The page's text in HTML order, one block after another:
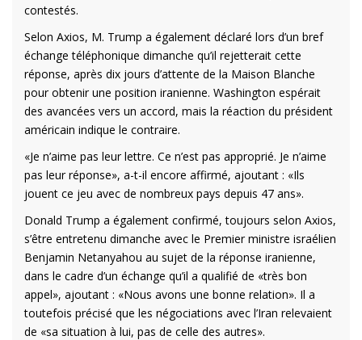
contestés.
Selon Axios, M. Trump a également déclaré lors d’un bref
échange téléphonique dimanche qu’il rejetterait cette
réponse, après dix jours d’attente de la Maison Blanche
pour obtenir une position iranienne. Washington espérait
des avancées vers un accord, mais la réaction du président
américain indique le contraire.
«Je n’aime pas leur lettre. Ce n’est pas approprié. Je n’aime
pas leur réponse», a-t-il encore affirmé, ajoutant : «Ils
jouent ce jeu avec de nombreux pays depuis 47 ans».
Donald Trump a également confirmé, toujours selon Axios,
s’être entretenu dimanche avec le Premier ministre israélien
Benjamin Netanyahou au sujet de la réponse iranienne,
dans le cadre d’un échange qu’il a qualifié de «très bon
appel», ajoutant : «Nous avons une bonne relation». Il a
toutefois précisé que les négociations avec l’Iran relevaient
de «sa situation à lui, pas de celle des autres».